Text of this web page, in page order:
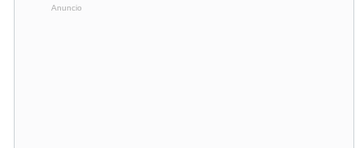
Anuncio